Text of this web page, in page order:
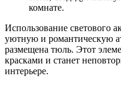
комнате.
Использование светового
уютную и романтическую
размещена тюль. Этот
красками и станет
интерьере.